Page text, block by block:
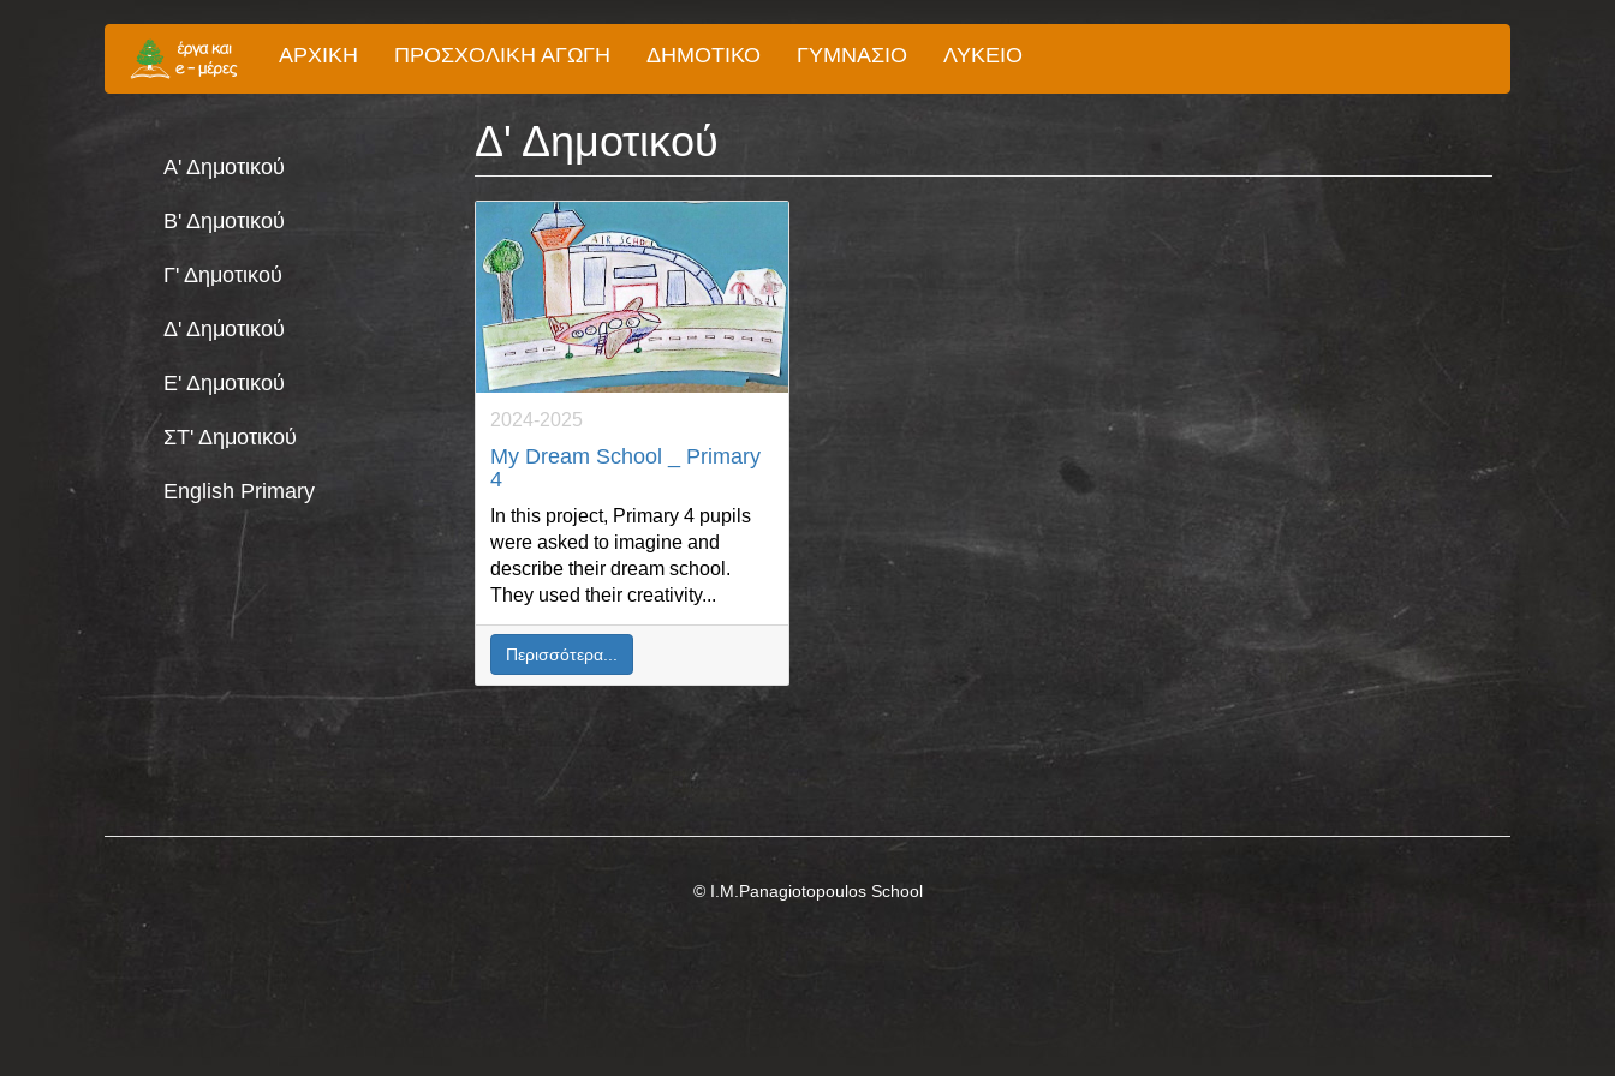
ΑΡΧΙΚΉ ΠΡΟΣΧΟΛΙΚΉ ΑΓΩΓΉ ΔΗΜΟΤΙΚΌ ΓΥΜΝΆΣΙΟ ΛΎΚΕΙΟ
Α' Δημοτικού
Β' Δημοτικού
Γ' Δημοτικού
Δ' Δημοτικού
Ε' Δημοτικού
ΣΤ' Δημοτικού
English Primary
Δ' Δημοτικού
2024-2025
My Dream School _ Primary
4
In this project, Primary 4 pupils
were asked to imagine and
describe their dream school.
They used their creativity...
Περισσότερα...
© I.M.Panagiotopoulos School